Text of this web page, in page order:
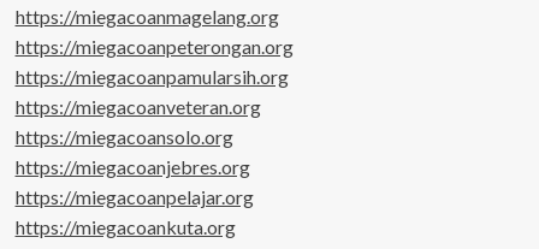
https://miegacoanmagelang.org
https://miegacoanpeterongan.org
https://miegacoanpamularsih.org
https://miegacoanveteran.org
https://miegacoansolo.org
https://miegacoanjebres.org
https://miegacoanpelajar.org
https://miegacoankuta.org